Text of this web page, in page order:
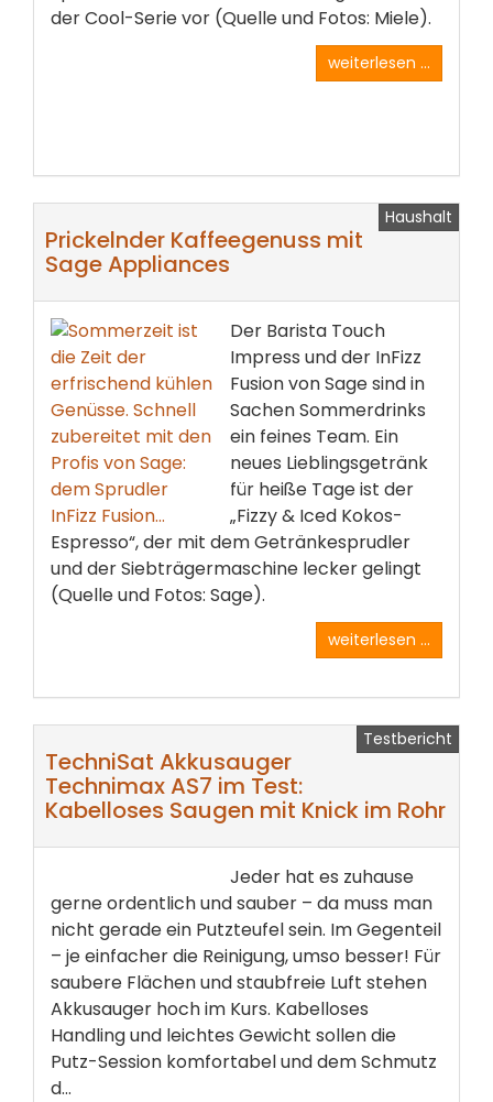
der Cool-Serie vor (Quelle und Fotos: Miele).
weiterlesen ...
Haushalt
Prickelnder Kaffeegenuss mit
Sage Appliances
Der Barista Touch
Impress und der InFizz
Fusion von Sage sind in
Sachen Sommerdrinks
ein feines Team. Ein
neues Lieblingsgetränk
für heiße Tage ist der
„Fizzy & Iced Kokos-
Espresso“, der mit dem Getränkesprudler
und der Siebträgermaschine lecker gelingt
(Quelle und Fotos: Sage).
weiterlesen ...
Testbericht
TechniSat Akkusauger
Technimax AS7 im Test:
Kabelloses Saugen mit Knick im Rohr
Jeder hat es zuhause
gerne ordentlich und sauber – da muss man
nicht gerade ein Putzteufel sein. Im Gegenteil
– je einfacher die Reinigung, umso besser! Für
saubere Flächen und staubfreie Luft stehen
Akkusauger hoch im Kurs. Kabelloses
Handling und leichtes Gewicht sollen die
Putz-Session komfortabel und dem Schmutz
d...